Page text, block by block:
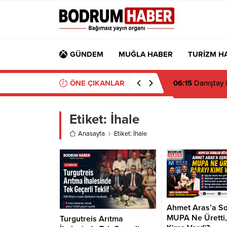
GÜNDEM MUĞLA HABER TURİZM
ÖNE ÇIKANLAR 05:48 Bodrum
Etiket: İhale
Anasayfa Etiket: İhale
Turgutreis Arıtma
Ahmet Aras’a
MUPA Ne